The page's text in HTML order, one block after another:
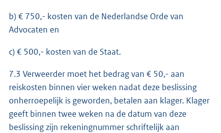
b) € 750,- kosten van de Nederlandse Orde van
Advocaten en
c) € 500,- kosten van de Staat.
7.3 Verweerder moet het bedrag van € 50,- aan
reiskosten binnen vier weken nadat deze beslissing
onherroepelijk is geworden, betalen aan klager. Klager
geeft binnen twee weken na de datum van deze
beslissing zijn rekeningnummer schriftelijk aan